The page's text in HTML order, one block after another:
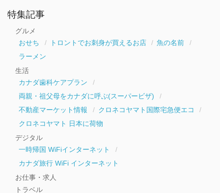
ー
カ
特集記事
グルメ
おせち
トロントでお刺身が買えるお店
魚の名前
ラーメン
生活
カナダ歯科ケアプラン
両親・祖父母をカナダに呼ぶ(スーパービザ)
不動産マーケット情報
クロネコヤマト国際宅急便エコ
クロネコヤマト 日本に荷物
デジタル
一時帰国 WiFiインターネット
カナダ旅行 WiFi インターネット
お仕事・求人
トラベル